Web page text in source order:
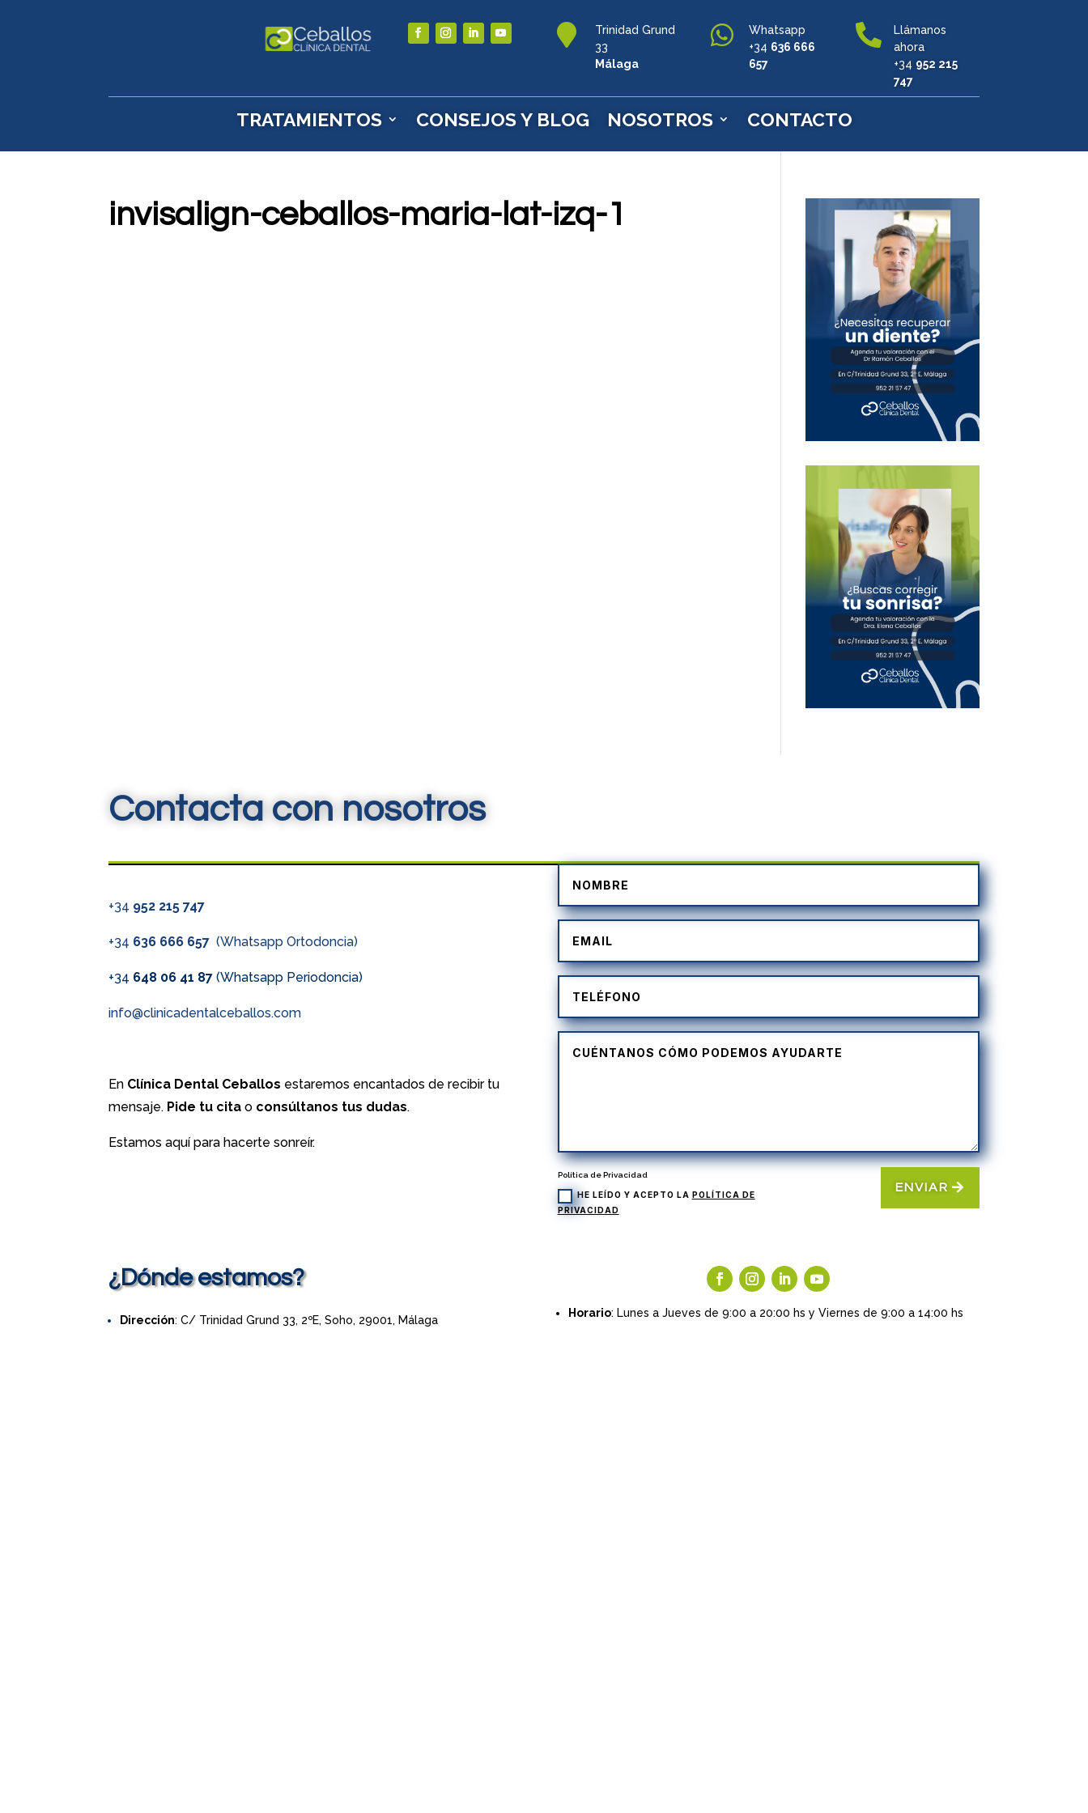

Trinidad Grund
33
Málaga

Whatsapp
+34 636 666
657

Llámanos
ahora
+34 952 215
747
TRATAMIENTOS CONSEJOS Y BLOG NOSOTROS CONTACTO
invisalign-ceballos-maria-lat-izq-1
Contacta con nosotros
+34 952 215 747
+34 636 666 657(Whatsapp Ortodoncia)
+34 648 06 41 87 (Whatsapp Periodoncia)
info@clinicadentalceballos.com
En Clínica Dental Ceballos estaremos encantados de recibir tu
mensaje. Pide tu cita o consúltanos tus dudas.
Estamos aquí para hacerte sonreír.
Política de Privacidad
HE LEÍDO Y ACEPTO LA POLÍTICA DE
PRIVACIDAD
ENVIAR
¿Dónde estamos?
Dirección: C/ Trinidad Grund 33, 2ºE, Soho, 29001, Málaga
Horario: Lunes a Jueves de 9:00 a 20:00 hs y Viernes de 9:00 a 14:00 hs